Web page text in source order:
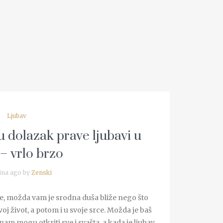
Ljubav
dolazak prave ljubavi u
vrlo brzo
ago by Zenski
možda vam je srodna duša bliže nego što
život, a potom i u svoje srce. Možda je baš